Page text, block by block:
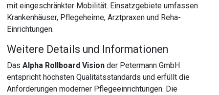
mit eingeschränkter Mobilität. Einsatzgebiete umfassen
Krankenhäuser, Pflegeheime, Arztpraxen und Reha-
Einrichtungen.
Weitere Details und Informationen
DasAlpha Rollboard Vision der Petermann GmbH
entspricht höchsten Qualitätsstandards und erfüllt die
Anforderungen moderner Pflegeeinrichtungen. Die